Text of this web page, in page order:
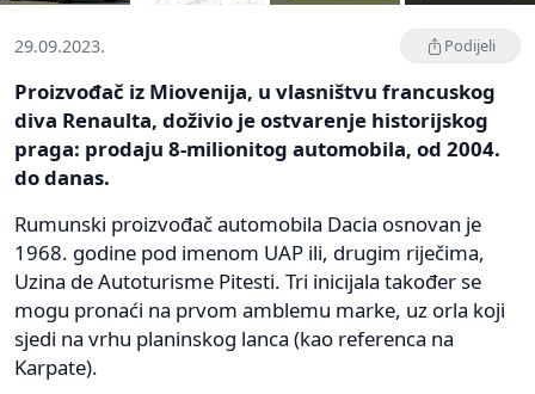
29.09.2023. Podijeli
Proizvođač iz Miovenija, u vlasništvu francuskog
diva Renaulta, doživio je ostvarenje historijskog
praga: prodaju 8-milionitog automobila, od 2004.
do danas.
Rumunski proizvođač automobila Dacia osnovan je
1968. godine pod imenom UAP ili, drugim riječima,
Uzina de Autoturisme Pitesti. Tri inicijala također se
mogu pronaći na prvom amblemu marke, uz orla koji
sjedi na vrhu planinskog lanca (kao referenca na
Karpate).